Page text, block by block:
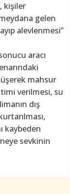
kişiler
gelen
alevlenmesi”
aracı
mahsur
verilmesi, su
dış
kaybeden
sevkinin